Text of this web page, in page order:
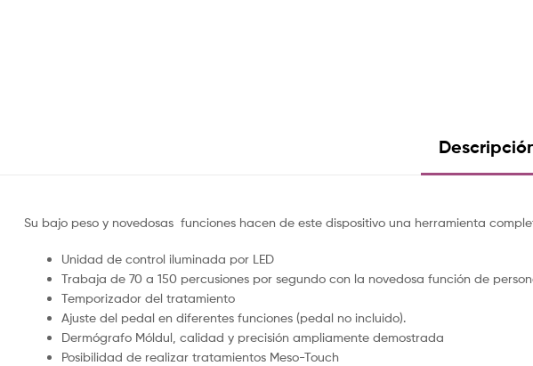
Su bajo peso y novedosas funciones hacen de este dispositivo una herramienta
Unidad de control iluminada por LED
Trabaja de 70 a 150 percusiones por segundo con la novedosa función de
Temporizador del tratamiento
Ajuste del pedal en diferentes funciones (pedal no incluido).
Dermógrafo Móldul, calidad y precisión ampliamente demostrada
Posibilidad de realizar tratamientos Meso-Touch